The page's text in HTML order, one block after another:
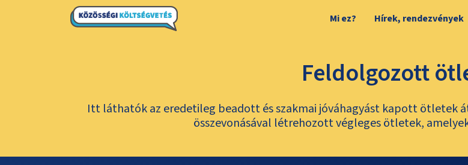
Mi ez? Hírek, rendezvények
Feldolgozott
Itt láthatók az eredetileg beadott és szakmai jóváhagyást kapott ötletek
összevonásával létrehozott végleges ötletek,